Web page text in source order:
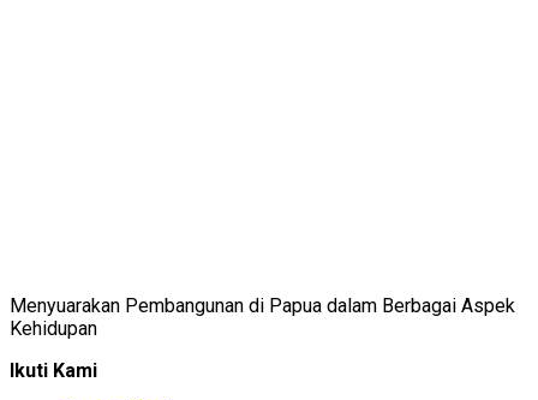
Menyuarakan Pembangunan di Papua dalam Berbagai Aspek
Kehidupan
Ikuti Kami